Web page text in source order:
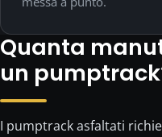
Quanta
un
I pumptrack asfaltati